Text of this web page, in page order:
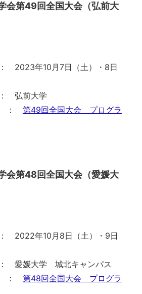
会第49回全国大会（弘前大
2023年10月7日（土）・8日
弘前大学
： 第49回全国大会 プログラ
会第48回全国大会（愛媛大
2022年10月8日（土）・9日
媛大学 城北キャンパス
： 第48回全国大会 プログラ